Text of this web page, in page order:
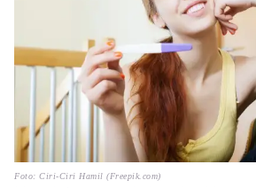
Foto: Ciri-Ciri Hamil (Freepik.com)